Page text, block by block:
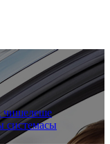
чишелеше
системасы